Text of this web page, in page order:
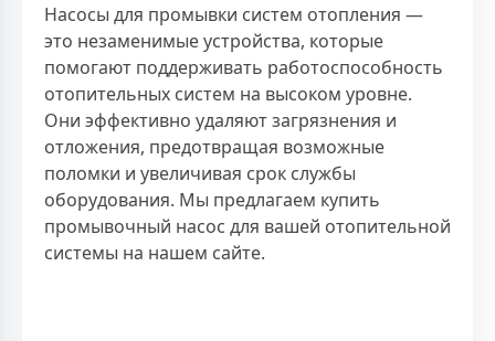
Насосы для промывки систем отопления —
это незаменимые устройства, которые
помогают поддерживать работоспособность
отопительных систем на высоком уровне.
Они эффективно удаляют загрязнения и
отложения, предотвращая возможные
поломки и увеличивая срок службы
оборудования. Мы предлагаем купить
промывочный насос для вашей отопительной
системы на нашем сайте.